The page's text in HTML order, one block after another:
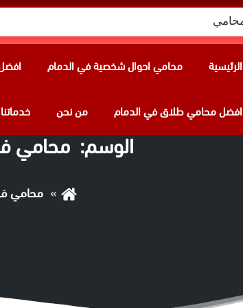
الرئيسية محامي احوال شخصية في الدمام
افضل محامي طلاق في الدمام من نحن خدماتنا
الوسم: محامي
محامي